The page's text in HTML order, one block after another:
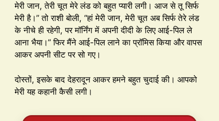
मेरी जान, तेरी चूत मेरे लंड को बहुत प्यारी लगी। आज से तू सिर्फ
मेरी है।” तो राशी बोली, “हां मेरी जान, मेरी चूत अब सिर्फ तेरे लंड
के नीचे ही रहेगी, पर मॉर्निंग में अपनी दीदी के लिए आई-पिल ले
आना भैया।” फिर मैंने आई-पिल लाने का प्रॉमिस किया और वापस
आकर अपनी सीट पर सो गए।
दोस्तों, इसके बाद देहरादून आकर हमने बहुत चुदाई की। आपको
मेरी यह कहानी कैसी लगी।